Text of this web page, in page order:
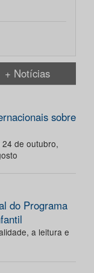
+ Notícias
sobre
de outubro,
do Programa
a leitura e